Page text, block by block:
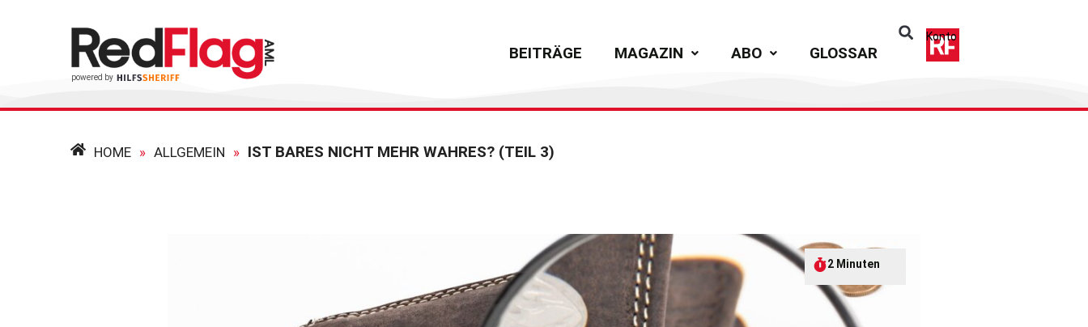
BEITRÄGE MAGAZIN ABO GLOSSAR
Konto
HOME » ALLGEMEIN » IST BARES NICHT MEHR WAHRES? (TEIL 3)
2 Minuten